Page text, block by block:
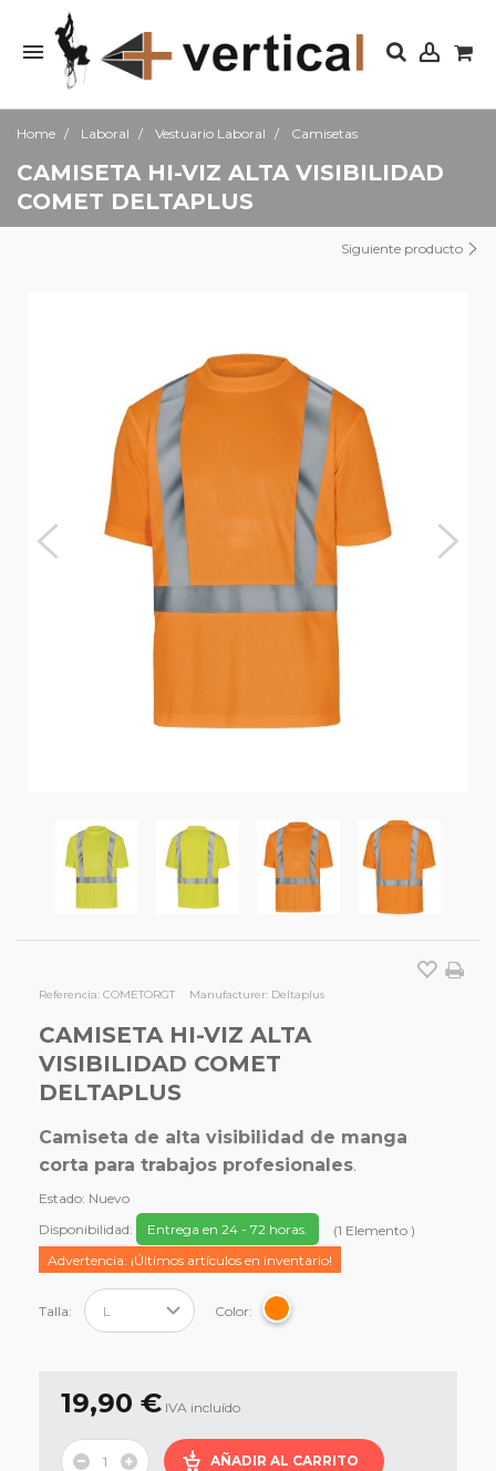
Home Laboral Vestuario Laboral Camisetas
CAMISETA HI-VIZ ALTA VISIBILIDAD
COMET DELTAPLUS
Siguiente producto
Referencia: COMETORGT Manufacturer: Deltaplus
CAMISETA HI-VIZ ALTA
VISIBILIDAD COMET
DELTAPLUS
Camiseta de alta visibilidad de manga
corta para trabajos profesionales.
Estado: Nuevo
Disponibilidad:
Entrega en 24 - 72 horas. (1 Elemento )
Advertencia: ¡Últimos artículos en inventario!
Talla: Color:
19,90 € IVA incluído
AÑADIR AL CARRITO